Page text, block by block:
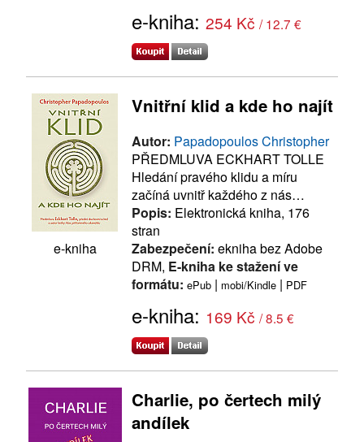
e-kniha: 254 Kč / 12.7 €
e-kniha
Vnitřní klid a kde ho najít
Autor: Papadopoulos Christopher
PŘEDMLUVA ECKHART TOLLE
Hledání pravého klidu a míru
začíná uvnitř každého z nás…
Popis: Elektronická kniha, 176
stran
Zabezpečení: ekniha bez Adobe
DRM, E-kniha ke stažení ve
formátu: ePub | mobi/Kindle | PDF
e-kniha: 169 Kč / 8.5 €
Charlie, po čertech milý
andílek